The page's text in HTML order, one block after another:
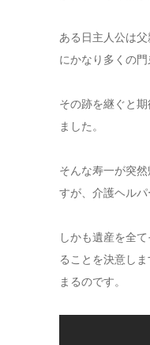
ある日主人公は
にかなり多くの門
その跡を継ぐと
ました。
そんな寿一が突
すが、介護ヘルパ
しかも遺産を全
ることを決意し
まるのです。